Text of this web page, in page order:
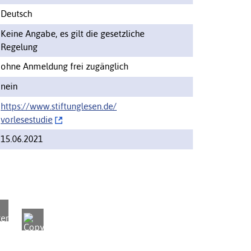
Deutsch
Keine Angabe, es gilt die gesetzliche
Regelung
ohne Anmeldung frei zugänglich
nein
https://www.stiftunglesen.de/‌
vorlesestudie
15.06.2021